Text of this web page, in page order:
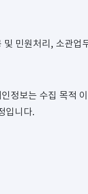
민원처리, 소관업
정보는 수집 목적
입니다.